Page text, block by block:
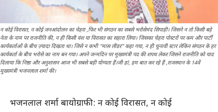
न कोई विरासत, न कोई जनआंदोलन का चेहरा ,फिर भी संगठन का सबसे भरोसेमंद सिपाही। जिसने न तो किसी बड़े
नेता के नाम पर राजनीति की, न ही किसी वंश या विरासत का सहारा लिया। जिसका चेहरा पोस्टरों पर कम और पार्टी
कार्यकर्ताओं के बीच ज़्यादा दिखता था। जिसे न कभी “मास लीडर” कहा गया, न ही चुनावी स्टार लेकिन संगठन के हर
कार्यकर्ता के बीच भरोसे का नाम बन गया। अपने जन्मदिन पर मुख्यमंत्री पद की शपथ लेकर जिसने राजनीति को याद
दिलाया कि निष्ठा और अनुशासन आज भी सबसे बड़ी योग्यता हैं।जी हां, हम बात कर रहे हैं ,राजस्थान के 14वें
मुख्यमंत्री भजनलाल शर्मा की।
भजनलाल शर्मा बायोग्राफी: न कोई विरासत, न कोई